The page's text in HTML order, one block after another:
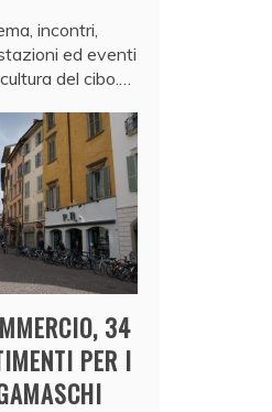
incontri,
ed eventi
del cibo.…
34
PER I